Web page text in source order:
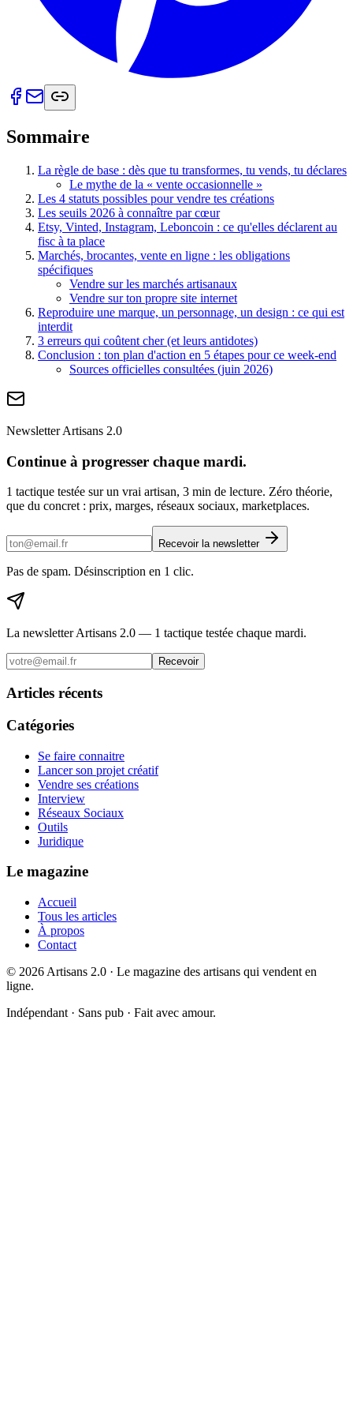
Sommaire
La règle de base : dès que tu transformes, tu vends, tu déclares
Le mythe de la « vente occasionnelle »
Les 4 statuts possibles pour vendre tes créations
Les seuils 2026 à connaître par cœur
Etsy, Vinted, Instagram, Leboncoin : ce qu'elles déclarent au
fisc à ta place
Marchés, brocantes, vente en ligne : les obligations
spécifiques
Vendre sur les marchés artisanaux
Vendre sur ton propre site internet
Reproduire une marque, un personnage, un design : ce qui est
interdit
3 erreurs qui coûtent cher (et leurs antidotes)
Conclusion : ton plan d'action en 5 étapes pour ce week-end
Sources officielles consultées (juin 2026)
Newsletter Artisans 2.0
Continue à progresser chaque mardi.
1 tactique testée sur un vrai artisan, 3 min de lecture. Zéro théorie,
que du concret : prix, marges, réseaux sociaux, marketplaces.
Recevoir la newsletter
Pas de spam. Désinscription en 1 clic.
La newsletter Artisans 2.0 — 1 tactique testée chaque mardi.
Recevoir
Articles récents
Catégories
Se faire connaitre
Lancer son projet créatif
Vendre ses créations
Interview
Réseaux Sociaux
Outils
Juridique
Le magazine
Accueil
Tous les articles
À propos
Contact
© 2026 Artisans 2.0 · Le magazine des artisans qui vendent en
ligne.
Indépendant · Sans pub · Fait avec amour.